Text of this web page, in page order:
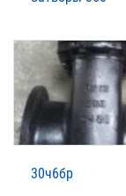
30ч6бр